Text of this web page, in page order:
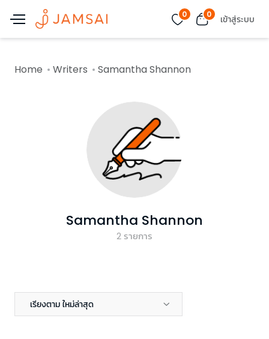
0 0 เข้าสู่ระบบ
Home Writers Samantha Shannon
Samantha Shannon
2รายการ
เรียงตาม ใหม่ล่าสุด